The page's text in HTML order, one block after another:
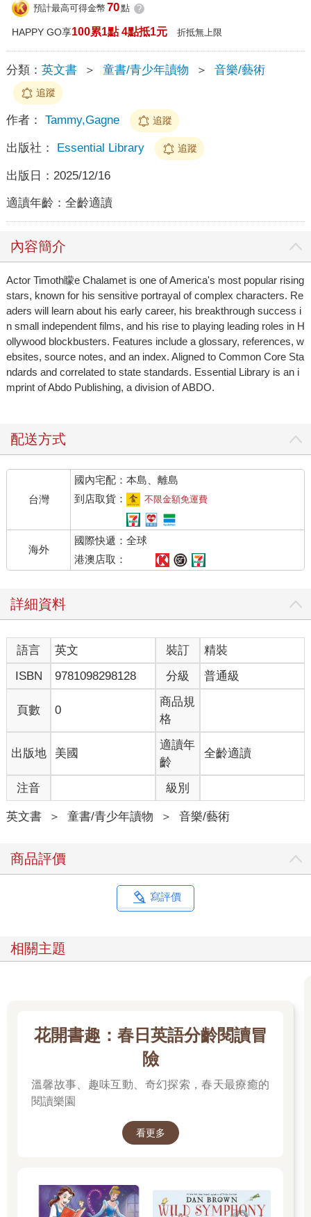
預計最高可得金幣 70點 ?
HAPPY GO享100累1點 4點抵1元 折抵無上限
分類： 英文書 ＞ 童書/青少年讀物 ＞ 音樂/藝術
追蹤
作者： Tammy,Gagne 追蹤
出版社： Essential Library 追蹤
出版日： 2025/12/16
適讀年齡： 全齡適讀
內容簡介
Actor Timoth矇e Chalamet is one of America's most popular rising
stars, known for his sensitive portrayal of complex characters. Re
aders will learn about his early career, his breakthrough success i
n small independent films, and his rise to playing leading roles in H
ollywood blockbusters. Features include a glossary, references, w
ebsites, source notes, and an index. Aligned to Common Core Sta
ndards and correlated to state standards. Essential Library is an i
mprint of Abdo Publishing, a division of ABDO.
配送方式
台灣
國內宅配：本島、離島
到店取貨：
不限金額免運費
海外
國際快遞：全球
港澳店取：
詳細資料
語言 英文 裝訂
精裝
ISBN
9781098298128 分級 普通級
頁數 0
商品規
格
出版地 美國
適讀年
齡
全齡適讀
注音 級別
英文書 ＞ 童書/青少年讀物 ＞ 音樂/藝術
商品評價
寫評價
相關主題
花開書趣：春日英語分齡閱讀冒
險
溫馨故事、趣味互動、奇幻探索，春天最療癒的
閱讀樂園
看更多